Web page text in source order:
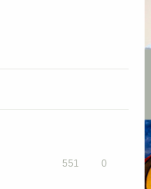
551 0